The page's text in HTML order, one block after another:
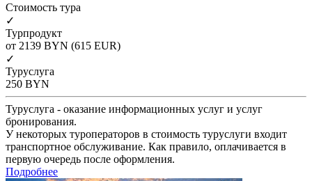
Cтоимость тура
✓
Турпродукт
от 2139 BYN (615 EUR)
✓
Туруслуга
250 BYN
Туруслуга - оказание информационных услуг и услуг
бронирования.
У некоторых туроператоров в стоимость туруслуги входит
транспортное обслуживание. Как правило, оплачивается в
первую очередь после оформления.
Подробнее